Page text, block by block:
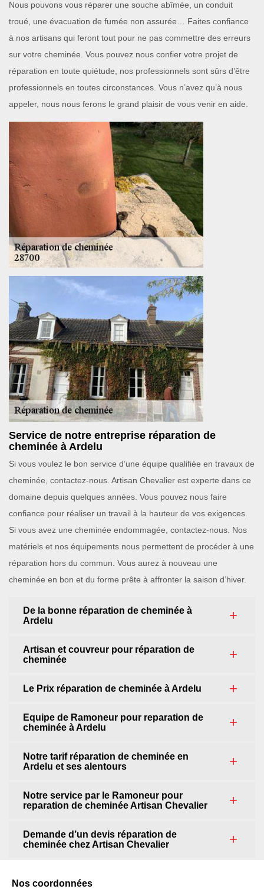
Nous pouvons vous réparer une souche abîmée, un conduit
troué, une évacuation de fumée non assurée… Faites confiance
à nos artisans qui feront tout pour ne pas commettre des erreurs
sur votre cheminée. Vous pouvez nous confier votre projet de
réparation en toute quiétude, nos professionnels sont sûrs d’être
professionnels en toutes circonstances. Vous n’avez qu’à nous
appeler, nous nous ferons le grand plaisir de vous venir en aide.
Service de notre entreprise réparation de
cheminée à Ardelu
Si vous voulez le bon service d’une équipe qualifiée en travaux de
cheminée, contactez-nous. Artisan Chevalier est experte dans ce
domaine depuis quelques années. Vous pouvez nous faire
confiance pour réaliser un travail à la hauteur de vos exigences.
Si vous avez une cheminée endommagée, contactez-nous. Nos
matériels et nos équipements nous permettent de procéder à une
réparation hors du commun. Vous aurez à nouveau une
cheminée en bon et du forme prête à affronter la saison d’hiver.
De la bonne réparation de cheminée à
Ardelu
Artisan et couvreur pour réparation de
cheminée
Le Prix réparation de cheminée à Ardelu
Equipe de Ramoneur pour reparation de
cheminée à Ardelu
Notre tarif réparation de cheminée en
Ardelu et ses alentours
Notre service par le Ramoneur pour
reparation de cheminée Artisan Chevalier
Demande d’un devis réparation de
cheminée chez Artisan Chevalier
Nos coordonnées